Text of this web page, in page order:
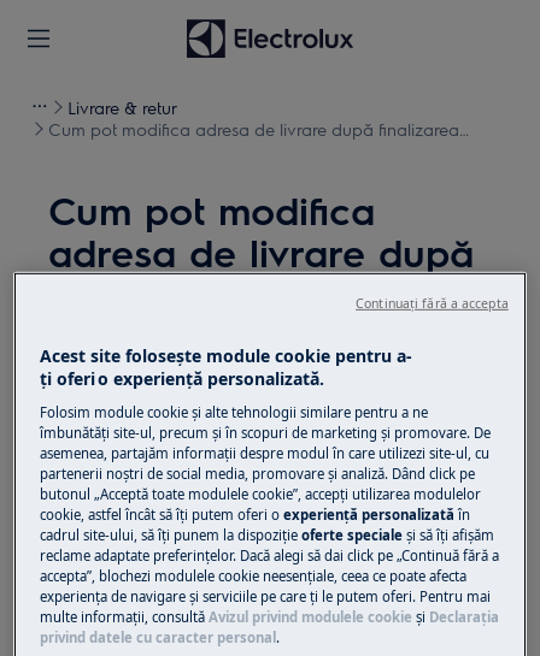
Livrare & retur
Cum pot modifica adresa de livrare după finalizarea
Cum pot modifica
adresa de livrare după
finalizarea comenzii?
Cum pot modifica adresa de livrare după
finalizarea comenzii?
Soluție
Adresa de livrare a unei comenzi confirmate
poate fi modificată doar dacă aceasta nu a fost
predată partenerului nostru logistic pentru a fi
livrată. Pentru a verifica acest lucru, te rugăm să
contactezi Serviciul Clienţi la 021 9913* sau
Acest site folosește module cookie pentru a-
ţi oferi o experienţă personalizată.
Folosim module cookie și alte tehnologii similare pentru a ne
îmbunătăţi site-ul, precum și în scopuri de marketing și promovare. De
asemenea, partajăm informaţii despre modul în care utilizezi site-ul, cu
partenerii noștri de social media, promovare și analiză. Dând click pe
butonul „Acceptă toate modulele cookie”, accepţi utilizarea modulelor
cookie, astfel încât să îţi putem oferi oexperienţă personalizată în
cadrul site-ului, să îţi punem la dispoziţieoferte speciale și să îţi afișăm
reclame adaptate preferinţelor. Dacă alegi să dai click pe „Continuă fără a
accepta”, blochezi modulele cookie neesenţiale, ceea ce poate afecta
experienţa de navigare și serviciile pe care ţi le putem oferi. Pentru mai
multe informaţii, consultăAvizul privind modulele cookie și Declaraţia
privind datele cu caracter personal .
Continuați fără a accepta